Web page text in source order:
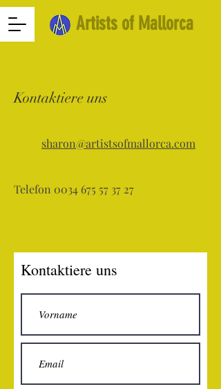
Artists of Mallorca
Kontaktiere uns
sharon@artistsofmallorca.com
Telefon 0034 675 57 37 27
Kontaktiere uns